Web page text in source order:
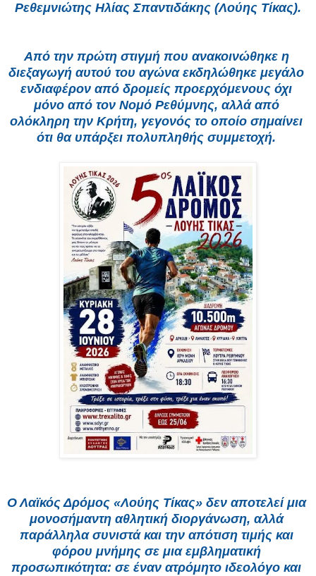
Ρεθεμνιώτης Ηλίας Σπαντιδάκης (Λούης Τίκας).
Από την πρώτη στιγμή που ανακοινώθηκε η
διεξαγωγή αυτού του αγώνα εκδηλώθηκε μεγάλο
ενδιαφέρον από δρομείς προερχόμενους όχι
μόνο από τον Νομό Ρεθύμνης, αλλά από
ολόκληρη την Κρήτη, γεγονός το οποίο σημαίνει
ότι θα υπάρξει πολυπληθής συμμετοχή.
Ο Λαϊκός Δρόμος «Λούης Τίκας» δεν αποτελεί μια
μονοσήμαντη αθλητική διοργάνωση, αλλά
παράλληλα συνιστά και την απότιση τιμής και
φόρου μνήμης σε μια εμβληματική
προσωπικότητα: σε έναν ατρόμητο ιδεολόγο και